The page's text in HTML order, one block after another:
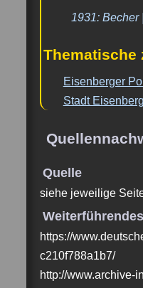
1931: Becher
Thematische
Eisenberger
Stadt
Quelle
siehe jeweilige
Weiterführendes
https://
c210f788a1b7/
http://www.archive-